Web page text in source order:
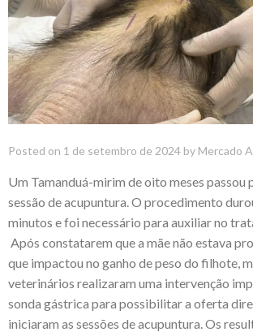
Posted on 1 de setembro de 2024 by Mercado
Um Tamanduá-mirim de oito meses passou
sessão de acupuntura. O procedimento
minutos e foi necessário para auxiliar no
Após constatarem que a mãe não estava
que impactou no ganho de peso do filhote,
veterinários realizaram uma intervenção
sonda gástrica para possibilitar a oferta
iniciaram as sessões de acupuntura. Os